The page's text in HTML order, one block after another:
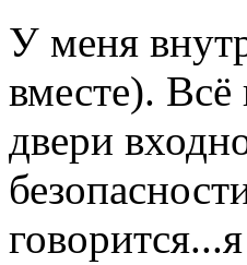
У меня
вместе). Всё
двери